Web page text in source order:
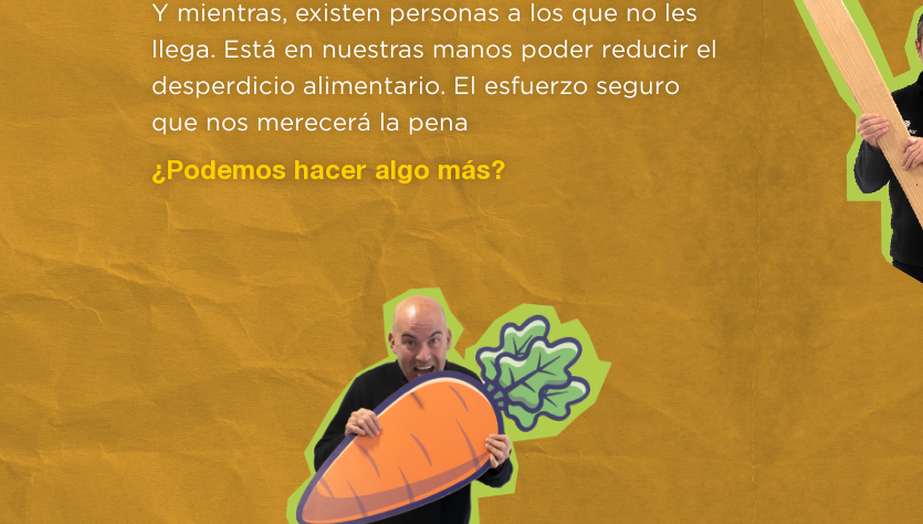
Y mientras, existen personas a los que no les
llega. Está en nuestras manos poder reducir el
desperdicio alimentario. El esfuerzo seguro
que nos merecerá la pena
¿Podemos hacer algo más?